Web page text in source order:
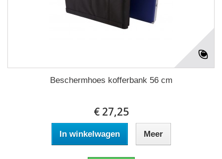
Beschermhoes kofferbank 56 cm
€ 27,25
In winkelwagen Meer